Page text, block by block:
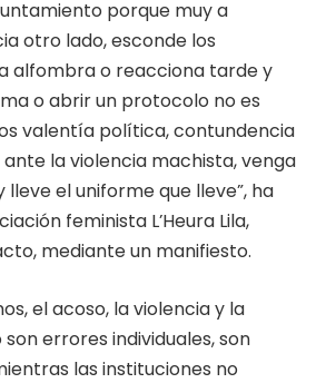
porque muy a
otro lado, esconde los
alfombra o reacciona tarde y
o abrir un protocolo no es
valentía política, contundencia
la violencia machista, venga
lleve el uniforme que lleve”, ha
feminista L’Heura Lila,
mediante un manifiesto.
el acoso, la violencia y la
errores individuales, son
las instituciones no